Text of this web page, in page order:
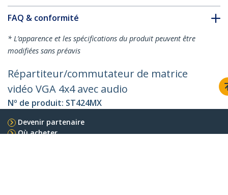
FAQ & conformité
* L’apparence et les spécifications du produit peuvent être
modifiées sans préavis
Répartiteur/commutateur de matrice
vidéo VGA 4x4 avec audio
Nº de produit: ST424MX
Devenir partenaire
Où acheter